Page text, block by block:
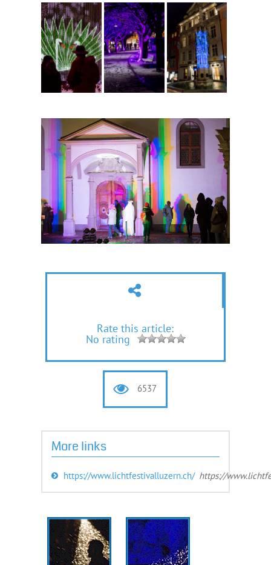
Rate this article:
No rating
6537
More links
https://www.lichtfestivalluzern.ch/ https://